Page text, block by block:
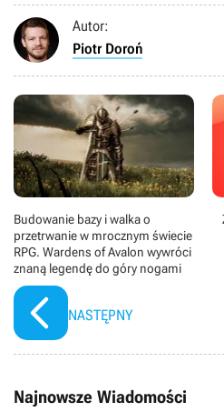
Autor:
Piotr Doroń
Budowanie bazy i walka o
przetrwanie w mrocznym świecie
RPG. Wardens of Avalon wywróci
znaną legendę do góry nogami
NASTĘPNY
Najnowsze Wiadomości